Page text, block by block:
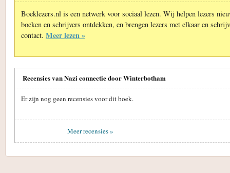
Boeklezers.nl is een netwerk voor sociaal lezen. Wij helpen lezers
boeken en schrijvers ontdekken, en brengen lezers met elkaar en
contact. Meer lezen »
Recensies van Nazi connectie door Winterbotham
Er zijn nog geen recensies voor dit boek.
Meer recensies »